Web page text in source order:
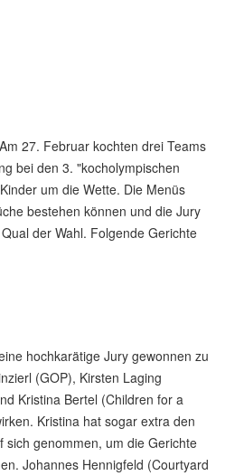
27. Februar kochten drei Teams
bei den 3. "kocholympischen
um die Wette. Die Menüs
bestehen können und die Jury
der Wahl. Folgende Gerichte
hochkarätige Jury gewonnen zu
(GOP), Kirsten Laging
Kristina Bertel (Children for a
Kristina hat sogar extra den
sich genommen, um die Gerichte
Johannes Hennigfeld (Courtyard